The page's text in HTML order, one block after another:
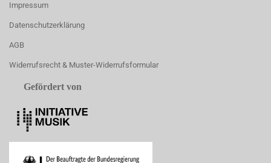
Impressum
Datenschutzerklärung
AGB
Widerrufsrecht & Muster-Widerrufsformular
Gefördert von